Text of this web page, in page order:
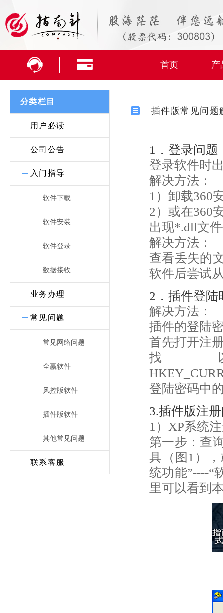
首页 产
分类栏目
用户必读
公司公告
入门指导
软件下载
软件安装
软件登录
数据接收
业务办理
常见问题
常见网络问题
全赢软件
风控版软件
插件版软件
其他常见问题
联系客服
插件版常见问题
1．登录问题
登录软件时
解决方法：
1）卸载360
2）或在360
出现*.dll文
解决方法：
查看丢失的
软件后尝试
2．插件登陆
解决方法：
插件的登陆
首先打开注
找
登陆密码中
3.插件版注
1）XP系统
第一步：查
具（图1）
统功能”----“
里可以看到